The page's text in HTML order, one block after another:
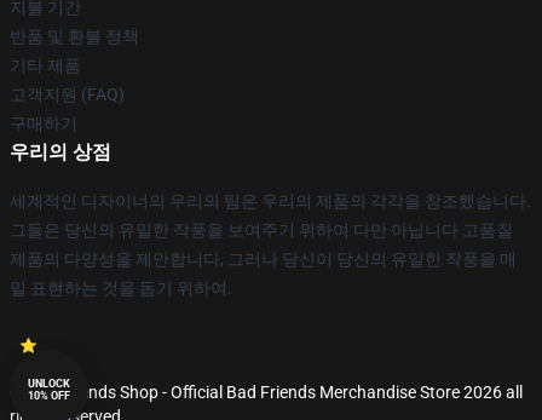
지불 기간
반품 및 환불 정책
기타 제품
고객지원 (FAQ)
구매하기
우리의 상점
세계적인 디자이너의 우리의 팀은 우리의 제품의 각각을 창조했습니다.
그들은 당신의 유일한 작풍을 보여주기 위하여 다만 아닙니다 고품질
제품의 다양성을 제안합니다, 그러나 당신이 당신의 유일한 작풍을 매
일 표현하는 것을 돕기 위하여.
© Bad Friends Shop - Official Bad Friends Merchandise Store 2026 all
UNLOCK
10% OFF